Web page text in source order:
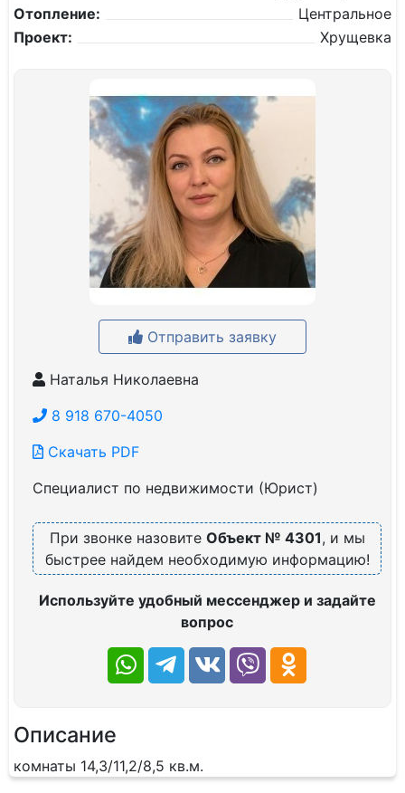
Отопление:
Центральное
Проект:
Хрущевка
Отправить заявку
Наталья Николаевна
8 918 670-4050
Скачать PDF
Специалист по недвижимости (Юрист)
При звонке назовите Объект № 4301, и мы
быстрее найдем необходимую информацию!
Используйте удобный мессенджер и задайте
вопрос
Описание
комнаты 14,3/11,2/8,5 кв.м.